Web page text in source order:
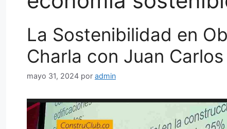
La Sostenibilidad en
Charla con Juan
mayo 31, 2024 por admin